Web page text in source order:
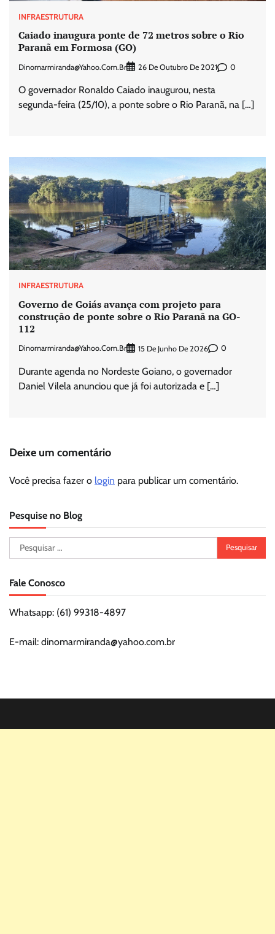
INFRAESTRUTURA
Caiado inaugura ponte de 72 metros sobre o Rio
Paranã em Formosa (GO)
Dinomarmiranda@yahoo.com.br 26 De Outubro De 2021 0
O governador Ronaldo Caiado inaugurou, nesta
segunda-feira (25/10), a ponte sobre o Rio Paranã, na […]
INFRAESTRUTURA
Governo de Goiás avança com projeto para
construção de ponte sobre o Rio Paranã na GO-
112
Dinomarmiranda@yahoo.com.br 15 De Junho De 2026 0
Durante agenda no Nordeste Goiano, o governador
Daniel Vilela anunciou que já foi autorizada e […]
Deixe um comentário
Você precisa fazer o login para publicar um comentário.
Pesquise no Blog
Pesquisar
por:
Fale Conosco
Whatsapp: (61) 99318-4897
E-mail: dinomarmiranda@yahoo.com.br